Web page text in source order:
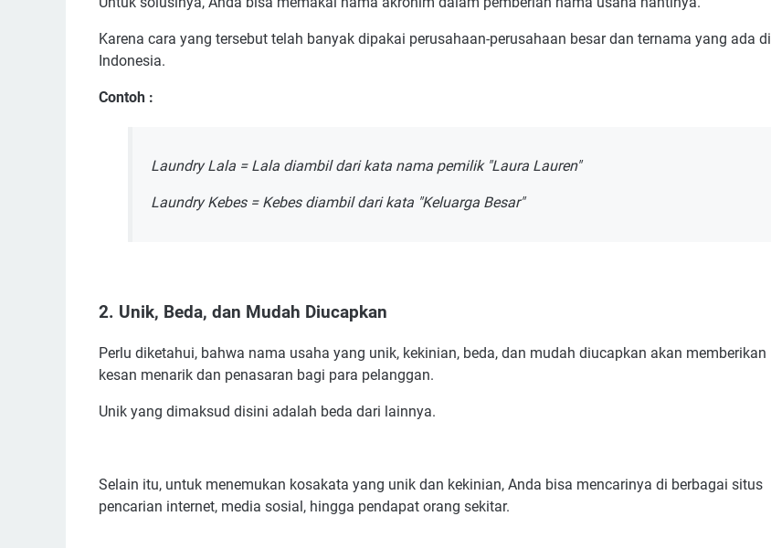
Karena cara yang tersebut telah banyak dipakai perusahaan-perusahaan besar dan ternama yang ada di
Indonesia.
Contoh :
Laundry Lala = Lala diambil dari kata nama pemilik "Laura Lauren"
Laundry Kebes = Kebes diambil dari kata "Keluarga Besar"
2. Unik, Beda, dan Mudah Diucapkan
Perlu diketahui, bahwa nama usaha yang unik, kekinian, beda, dan mudah diucapkan akan memberikan
kesan menarik dan penasaran bagi para pelanggan.
Unik yang dimaksud disini adalah beda dari lainnya.
Selain itu, untuk menemukan kosakata yang unik dan kekinian, Anda bisa mencarinya di berbagai situs
pencarian internet, media sosial, hingga pendapat orang sekitar.